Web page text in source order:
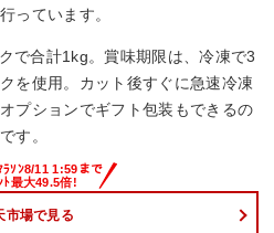
っています。
で合計1kg。賞味期限は、冷凍で3
を使用。カット後すぐに急速冷凍
プションでギフト包装もできるの
す。
市場で見る